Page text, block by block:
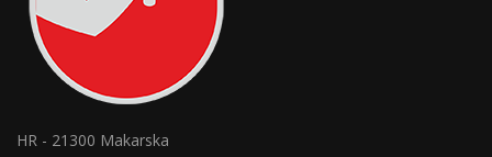
HR - 21300 Makarska